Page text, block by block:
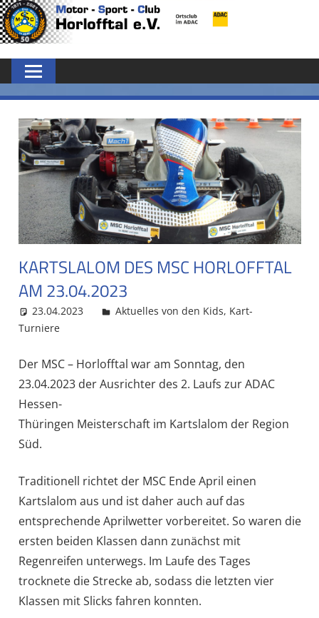
Zum
Inhalt
MSC
HORLOFFTAL
E.V.
KARTSLALOM DES MSC HORLOFFTAL
AM 23.04.2023
23.04.2023 MSC Admin
Aktuelles von den Kids, Kart-
Turniere
Der MSC – Horlofftal war am Sonntag, den
23.04.2023 der Ausrichter des 2. Laufs zur ADAC
Hessen-
Thüringen Meisterschaft im Kartslalom der Region
Süd.
Traditionell richtet der MSC Ende April einen
Kartslalom aus und ist daher auch auf das
entsprechende Aprilwetter vorbereitet. So waren die
ersten beiden Klassen dann zunächst mit
Regenreifen unterwegs. Im Laufe des Tages
trocknete die Strecke ab, sodass die letzten vier
Klassen mit Slicks fahren konnten.